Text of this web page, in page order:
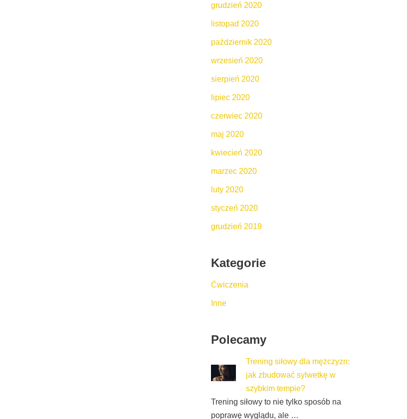
grudzień 2020
listopad 2020
październik 2020
wrzesień 2020
sierpień 2020
lipiec 2020
czerwiec 2020
maj 2020
kwiecień 2020
marzec 2020
luty 2020
styczeń 2020
grudzień 2019
Kategorie
Ćwiczenia
Inne
Polecamy
Trening siłowy dla mężczyzn:
jak zbudować sylwetkę w
szybkim tempie?
Trening siłowy to nie tylko sposób na
poprawę wyglądu, ale …